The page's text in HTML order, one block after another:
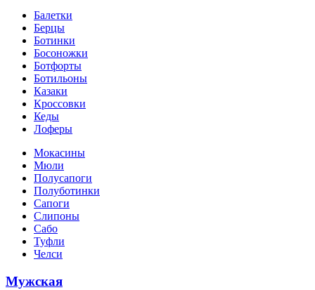
Балетки
Берцы
Ботинки
Босоножки
Ботфорты
Ботильоны
Казаки
Кроссовки
Кеды
Лоферы
Мокасины
Мюли
Полусапоги
Полуботинки
Сапоги
Слипоны
Сабо
Туфли
Челси
Мужская